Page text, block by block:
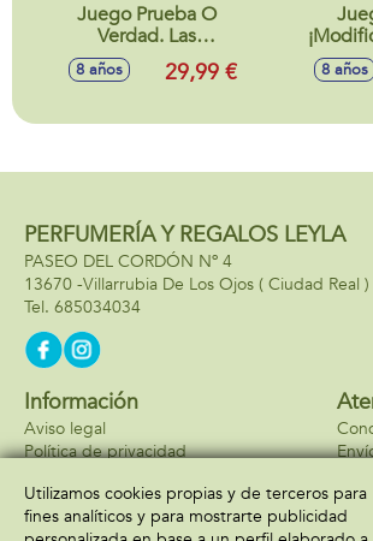
Juego Prueba O
Verdad. Las
Guerreras Kpop.
¡Prepárate para
dice la verdad y
por la mentira!
8 años 29,99 €
dale
8 años
PERFUMERÍA Y REGALOS LEYLA
PASEO DEL CORDÓN Nº 4
13670 -Villarrubia De Los Ojos ( Ciudad Real )
685034034
Información
Aviso legal
Política de privacidad
Formas de pago
Utilizamos cookies propias y de terceros para
fines analíticos y para mostrarte publicidad